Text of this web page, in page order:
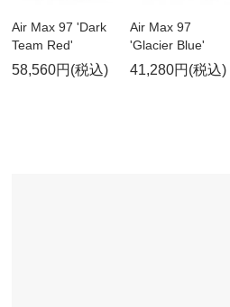
Air Max 97 'Dark
Team Red'
58,560円(税込)
Air Max 97
'Glacier Blue'
41,280円(税込)